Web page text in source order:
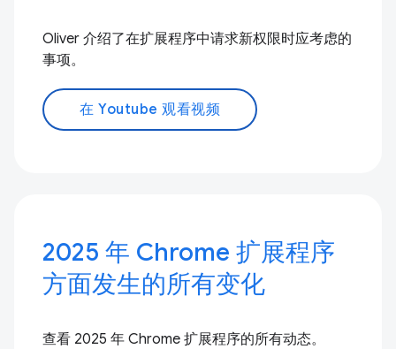
Oliver 介绍了在扩展程序中请求新权限时应考虑的
事项。
在 Youtube 观看视频
2025 年 Chrome 扩展程序
方面发生的所有变化
查看 2025 年 Chrome 扩展程序的所有动态。